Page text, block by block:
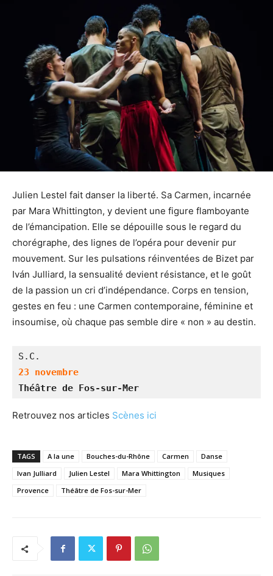
Julien Lestel fait danser la liberté. Sa Carmen, incarnée
par Mara Whittington, y devient une figure flamboyante
de l’émancipation. Elle se dépouille sous le regard du
chorégraphe, des lignes de l’opéra pour devenir pur
mouvement. Sur les pulsations réinventées de Bizet par
Iván Julliard, la sensualité devient résistance, et le goût
de la passion un cri d’indépendance. Corps en tension,
gestes en feu : une Carmen contemporaine, féminine et
insoumise, où chaque pas semble dire « non » au destin.
S.C.
23 novembre
Théâtre de Fos-sur-Mer
Retrouvez nos articles Scènes ici
TAGS A la une Bouches-du-Rhône Carmen
Danse
Ivan Julliard
Julien Lestel Mara Whittington
Musiques
Provence
Théâtre de Fos-sur-Mer